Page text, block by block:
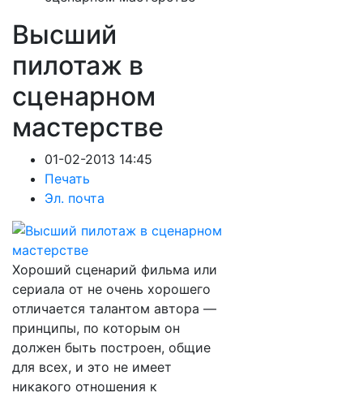
Высший
пилотаж в
сценарном
мастерстве
01-02-2013 14:45
Печать
Эл. почта
Хороший сценарий фильма или
сериала от не очень хорошего
отличается талантом автора —
принципы, по которым он
должен быть построен, общие
для всех, и это не имеет
никакого отношения к